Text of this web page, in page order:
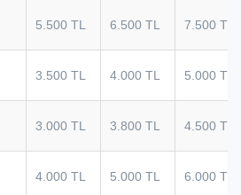
5.500 TL 6.500 TL 7.500 TL
3.500 TL 4.000 TL 5.000 TL
3.000 TL 3.800 TL 4.500 TL
4.000 TL 5.000 TL 6.000 TL